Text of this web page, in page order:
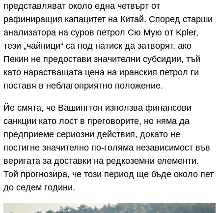
представляват около една четвърт от
рафиниращия капацитет на Китай. Според старши
анализатора на суров петрол Сю Мую от Kpler,
тези „чайници“ са под натиск да затворят, ако
Пекин не предостави значителни субсидии, тъй
като нарастващата цена на иранския петрол ги
поставя в неблагоприятно положение.
Йе смята, че Вашингтон използва финансови
санкции като лост в преговорите, но няма да
предприеме сериозни действия, докато не
постигне значително по-голяма независимост във
веригата за доставки на редкоземни елементи.
Той прогнозира, че този период ще бъде около пет
до седем години.